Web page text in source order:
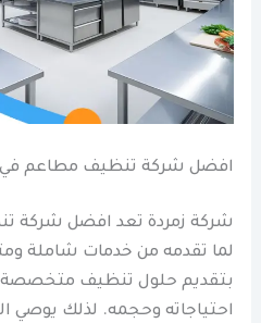
افضل شركة تنظيف مطاعم
شركة زمردة تعد افضل شركة
لما تقدمه من خدمات شاملة
بتقديم حلول تنظيف
احتياجاته وحجمه. لذلك يوصي